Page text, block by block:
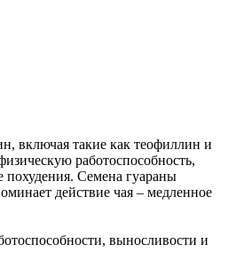
включая такие как теофиллин и
работоспособность,
похудения. Семена гуараны
действие чая – медленное
выносливости и